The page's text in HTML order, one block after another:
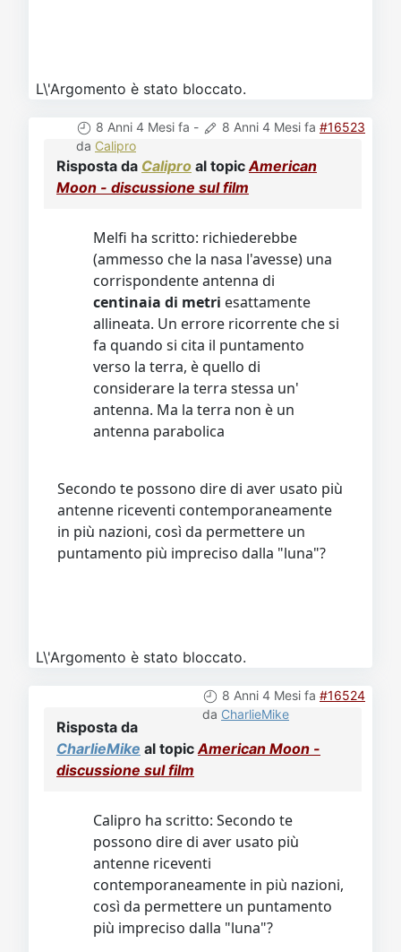
L\'Argomento è stato bloccato.
8 Anni 4 Mesi fa - 8 Anni 4 Mesi fa #16523
da Calipro
Risposta da Calipro al topic American
Moon - discussione sul film
Melfi ha scritto: richiederebbe
(ammesso che la nasa l'avesse) una
corrispondente antenna di
centinaia di metri esattamente
allineata. Un errore ricorrente che si
fa quando si cita il puntamento
verso la terra, è quello di
considerare la terra stessa un'
antenna. Ma la terra non è un
antenna parabolica
Secondo te possono dire di aver usato più
antenne riceventi contemporaneamente
in più nazioni, così da permettere un
puntamento più impreciso dalla "luna"?
L\'Argomento è stato bloccato.
8 Anni 4 Mesi fa #16524
da CharlieMike
Risposta da
CharlieMike al topic American Moon -
discussione sul film
Calipro ha scritto: Secondo te
possono dire di aver usato più
antenne riceventi
contemporaneamente in più nazioni,
così da permettere un puntamento
più impreciso dalla "luna"?